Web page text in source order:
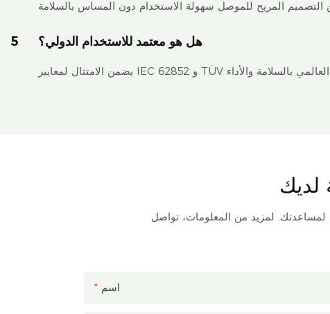
5 هل هو معتمد للاستخدام الدولي؟
لمزيد من المعلومات، تواصل
اسم